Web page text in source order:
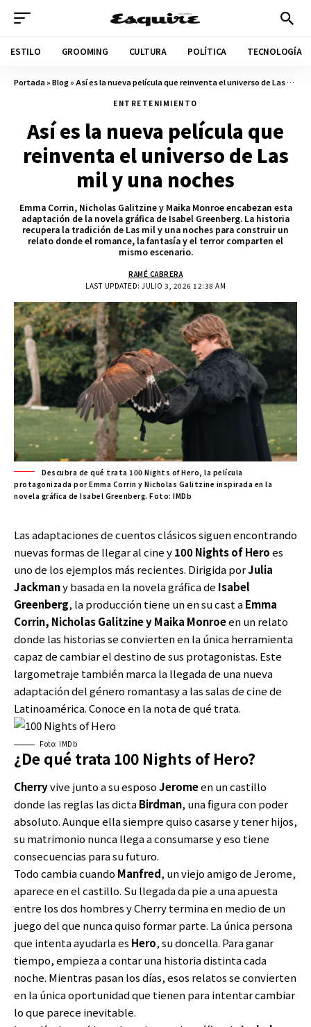
ESTILO GROOMING CULTURA POLÍTICA TECNOLOGÍA
Portada»Blog» Así es la nueva película que reinventa el universo de Las mil y una noches
ENTRETENIMIENTO
Así es la nueva película que
reinventa el universo de Las
mil y una noches
Emma Corrin, Nicholas Galitzine y Maika Monroe encabezan esta
adaptación de la novela gráfica de Isabel Greenberg. La historia
recupera la tradición de Las mil y una noches para construir un
relato donde el romance, la fantasía y el terror comparten el
mismo escenario.
LAST UPDATED: JULIO 3, 2026 12:38 AM
RAMÉ CABRERA
Descubra de qué trata 100 Nights of Hero, la película
protagonizada por Emma Corrin y Nicholas Galitzine inspirada en la
novela gráfica de Isabel Greenberg. Foto: IMDb
Las adaptaciones de cuentos clásicos siguen encontrando
nuevas formas de llegar al cine y100 Nights of Heroes
uno de los ejemplos más recientes. Dirigida porJulia
Jackmany basada en la novela gráfica de Isabel
Greenberg, la producción tiene un en su cast aEmma
Corrin, Nicholas Galitzine y Maika Monroeen un relato
donde las historias se convierten en la única herramienta
capaz de cambiar el destino de sus protagonistas. Este
largometraje también marca la llegada de una nueva
adaptación del género romantasy a las salas de cine de
Latinoamérica. Conoce en la nota de qué trata.
Foto: IMDb
¿De qué trata 100 Nights of Hero?
Cherryvive junto a su esposoJeromeen un castillo
donde las reglas las dictaBirdman, una figura con poder
absoluto. Aunque ella siempre quiso casarse y tener hijos,
su matrimonio nunca llega a consumarse y eso tiene
consecuencias para su futuro.
Todo cambia cuando Manfred, un viejo amigo de Jerome,
aparece en el castillo. Su llegada da pie a una apuesta
entre los dos hombres y Cherry termina en medio de un
juego del que nunca quiso formar parte. La única persona
que intenta ayudarla es Hero, su doncella. Para ganar
tiempo, empieza a contar una historia distinta cada
noche. Mientras pasan los días, esos relatos se convierten
en la única oportunidad que tienen para intentar cambiar
lo que parece inevitable.